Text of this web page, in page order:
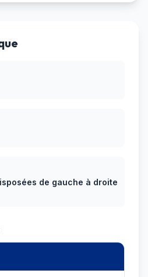
de gauche à droite